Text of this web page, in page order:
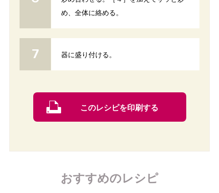
め、全体に絡める。
器に盛り付ける。
このレシピを印刷する
おすすめのレシピ